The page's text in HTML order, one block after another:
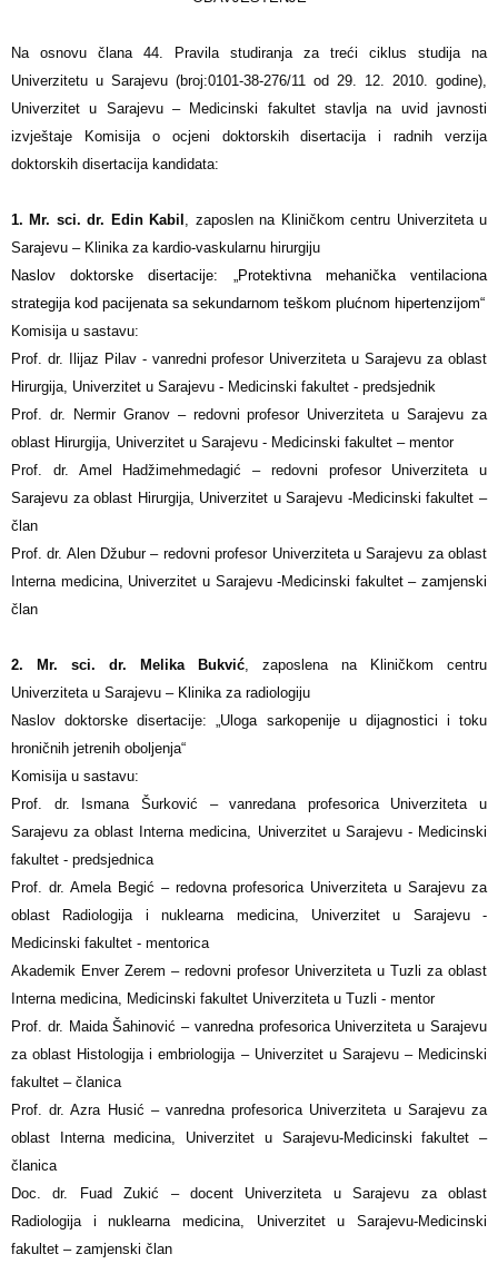
Na osnovu člana 44. Pravila studiranja za treći ciklus studija na
Univerzitetu u Sarajevu (broj:0101-38-276/11 od 29. 12. 2010. godine),
Univerzitet u Sarajevu – Medicinski fakultet stavlja na uvid javnosti
izvještaje Komisija o ocjeni doktorskih disertacija i radnih verzija
doktorskih disertacija kandidata:
1. Mr. sci. dr. Edin Kabil , zaposlen na Kliničkom centru Univerziteta u
Sarajevu – Klinika za kardio-vaskularnu hirurgiju
Naslov doktorske disertacije: „Protektivna mehanička ventilaciona
strategija kod pacijenata sa sekundarnom teškom plućnom hipertenzijom“
Komisija u sastavu:
Prof. dr. Ilijaz Pilav - vanredni profesor Univerziteta u Sarajevu za oblast
Hirurgija, Univerzitet u Sarajevu - Medicinski fakultet - predsjednik
Prof. dr. Nermir Granov – redovni profesor Univerziteta u Sarajevu za
oblast Hirurgija, Univerzitet u Sarajevu - Medicinski fakultet – mentor
Prof. dr. Amel Hadžimehmedagić – redovni profesor Univerziteta u
Sarajevu za oblast Hirurgija, Univerzitet u Sarajevu -Medicinski fakultet –
član
Prof. dr. Alen Džubur – redovni profesor Univerziteta u Sarajevu za oblast
Interna medicina, Univerzitet u Sarajevu -Medicinski fakultet – zamjenski
član
2. Mr. sci. dr. Melika Bukvić, zaposlena na Kliničkom centru
Univerziteta u Sarajevu – Klinika za radiologiju
Naslov doktorske disertacije: „Uloga sarkopenije u dijagnostici i toku
hroničnih jetrenih oboljenja“
Komisija u sastavu:
Prof. dr. Ismana Šurković – vanredana profesorica Univerziteta u
Sarajevu za oblast Interna medicina, Univerzitet u Sarajevu - Medicinski
fakultet - predsjednica
Prof. dr. Amela Begić – redovna profesorica Univerziteta u Sarajevu za
oblast Radiologija i nuklearna medicina, Univerzitet u Sarajevu -
Medicinski fakultet - mentorica
Akademik Enver Zerem – redovni profesor Univerziteta u Tuzli za oblast
Interna medicina, Medicinski fakultet Univerziteta u Tuzli - mentor
Prof. dr. Maida Šahinović – vanredna profesorica Univerziteta u Sarajevu
za oblast Histologija i embriologija – Univerzitet u Sarajevu – Medicinski
fakultet – članica
Prof. dr. Azra Husić – vanredna profesorica Univerziteta u Sarajevu za
oblast Interna medicina, Univerzitet u Sarajevu-Medicinski fakultet –
članica
Doc. dr. Fuad Zukić – docent Univerziteta u Sarajevu za oblast
Radiologija i nuklearna medicina, Univerzitet u Sarajevu-Medicinski
fakultet – zamjenski član